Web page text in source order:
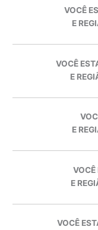
VOCÊ
E
VOCÊ
E
E
VOCÊ
E
VOCÊ